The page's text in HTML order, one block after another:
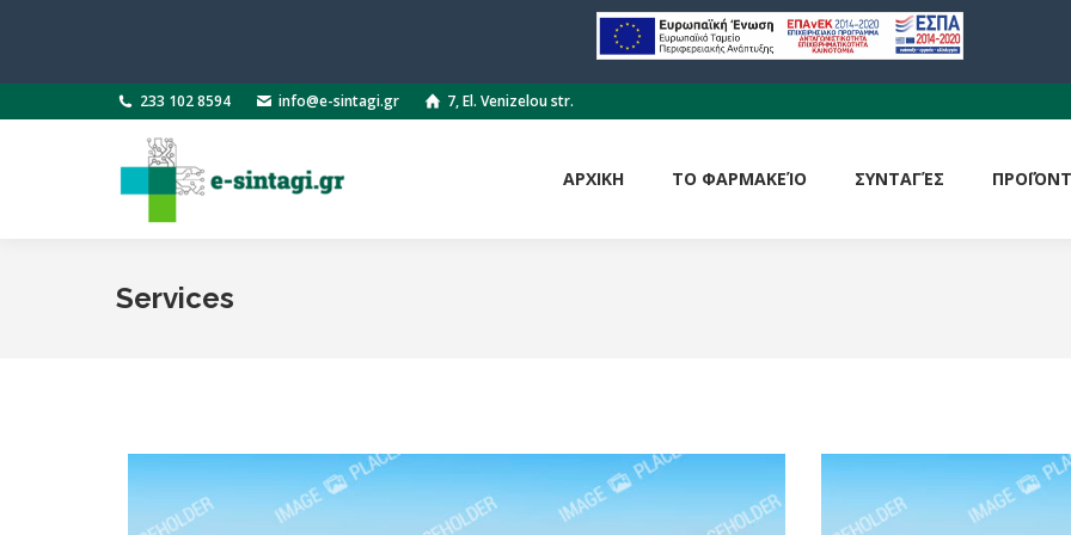
233 102 8594 info@e-sintagi.gr 7, El. Venizelou str.
ΑΡΧΙΚΗ ΤΟ ΦΑΡΜΑΚΕΊΟ ΣΥΝΤΑΓΈΣ
Services
ΑΡΧΙΚΗ ΤΟ ΦΑΡΜΑΚΕΊΟ ΣΥΝΤΑΓΈΣ